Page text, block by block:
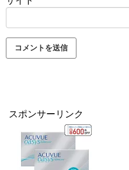
スポンサーリンク